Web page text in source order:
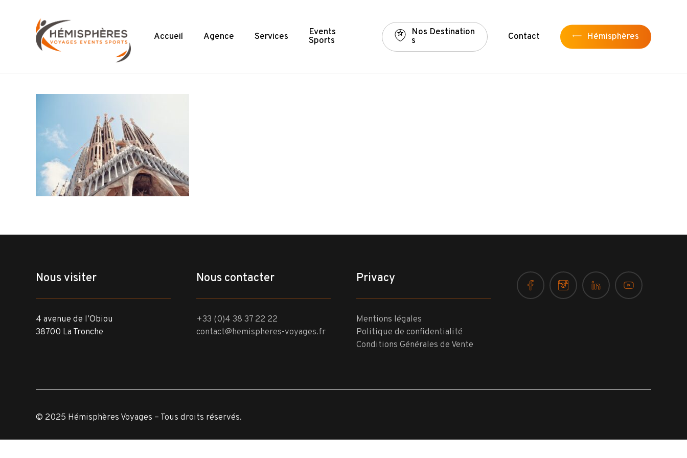
Accueil Agence Services Events
Sports
Nos Destination
s Contact Hémisphères
Nous visiter
4 avenue de l’Obiou
38700 La Tronche
Nous contacter
+33 (0)4 38 37 22 22
contact@hemispheres-voyages.fr
Privacy
Mentions légales
Politique de confidentialité
Conditions Générales de Vente
© 2025 Hémisphères Voyages – Tous droits réservés.